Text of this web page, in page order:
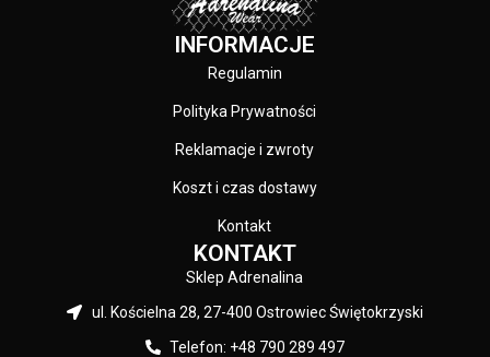
INFORMACJE
Regulamin
Polityka Prywatności
Reklamacje i zwroty
Koszt i czas dostawy
Kontakt
KONTAKT
Sklep Adrenalina
ul. Kościelna 28, 27-400 Ostrowiec Świętokrzyski
Telefon: +48 790 289 497